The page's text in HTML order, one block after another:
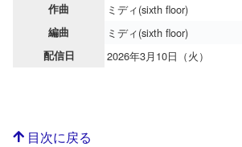
作曲 ミディ(sixth floor)
編曲 ミディ(sixth floor)
配信日 2026年3月10日（火）
目次に戻る